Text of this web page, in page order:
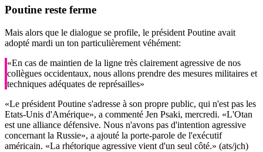
Poutine reste ferme
Mais alors que le dialogue se profile, le président Poutine avait
adopté mardi un ton particulièrement véhément:
«En cas de maintien de la ligne très clairement agressive de nos
collègues occidentaux, nous allons prendre des mesures militaires et
techniques adéquates de représailles»
«Le président Poutine s'adresse à son propre public, qui n'est pas les
Etats-Unis d'Amérique», a commenté Jen Psaki, mercredi. «L'Otan
est une alliance défensive. Nous n'avons pas d'intention agressive
concernant la Russie», a ajouté la porte-parole de l'exécutif
américain. «La rhétorique agressive vient d'un seul côté.» (ats/jch)